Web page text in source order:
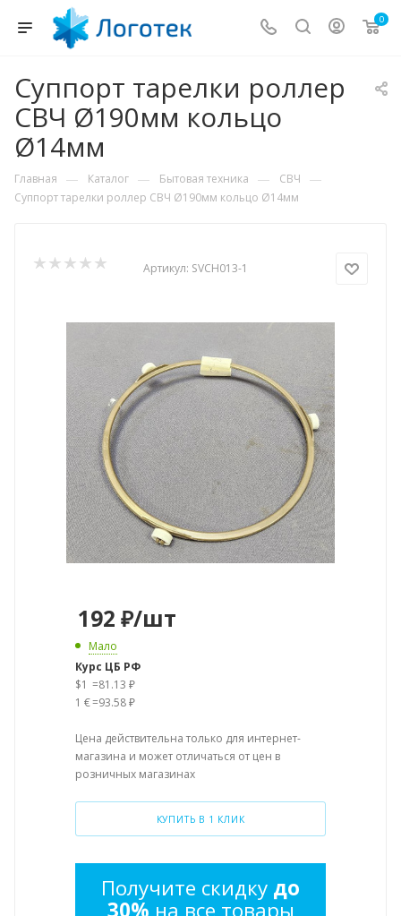
0
Суппорт тарелки роллер
СВЧ Ø190мм кольцо
Ø14мм
Главная — Каталог — Бытовая техника — СВЧ —
Суппорт тарелки роллер СВЧ Ø190мм кольцо Ø14мм
Артикул: SVCH013-1
192 ₽/шт
Мало
Курс ЦБ РФ
$1 =81.13 ₽
1 €=93.58 ₽
Цена действительна только для интернет-
магазина и может отличаться от цен в
розничных магазинах
КУПИТЬ В 1 КЛИК
Получите скидку до
30% на все товары